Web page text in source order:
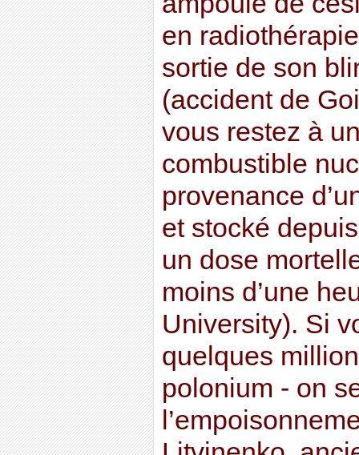
en
sortie de son
(accident de
vous restez à
combustible
provenance
et stocké
un dose
moins d’une
University). Si
quelques
polonium - on